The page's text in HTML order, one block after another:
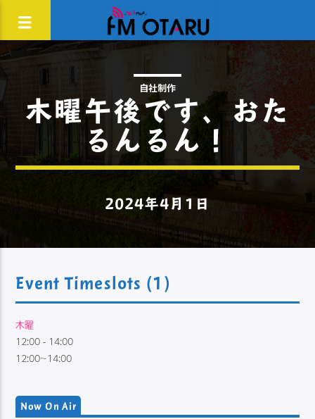
自社制作
木曜午後です、おた
るんるん！
2024年4月1日
Event Timeslots (1)
木曜
12:00 - 14:00
12:00~14:00
Now On Air